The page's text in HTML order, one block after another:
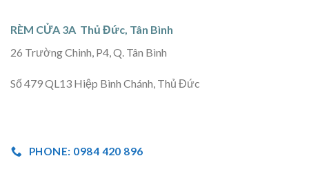
RÈM CỬA 3A Thủ Đức, Tân Bình
26 Trường Chinh, P4, Q. Tân Bình
Số 479 QL13 Hiệp Bình Chánh, Thủ Đức
PHONE: 0984 420 896